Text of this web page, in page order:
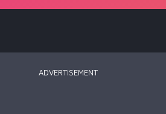
ADVERTISEMENT